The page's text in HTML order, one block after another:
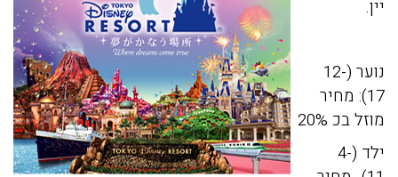
יין.
נוער (12-
17): מחיר
מוזל בכ 20%
ילד (4-